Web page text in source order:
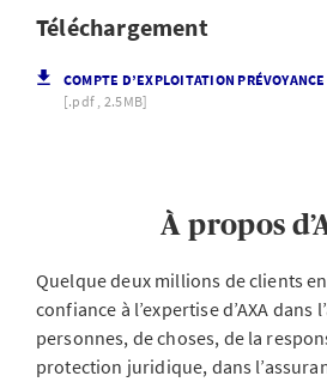
Téléchargement
COMPTE D’EXPLOITATION
[.pdf , 2.5MB]
À propos
Quelque deux millions de clients
confiance à l’expertise d’AXA dans
personnes, de choses, de la
protection juridique, dans